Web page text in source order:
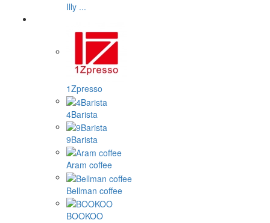
Illy ...
1Zpresso
4Barista
9Barista
Aram coffee
Bellman coffee
BOOKOO